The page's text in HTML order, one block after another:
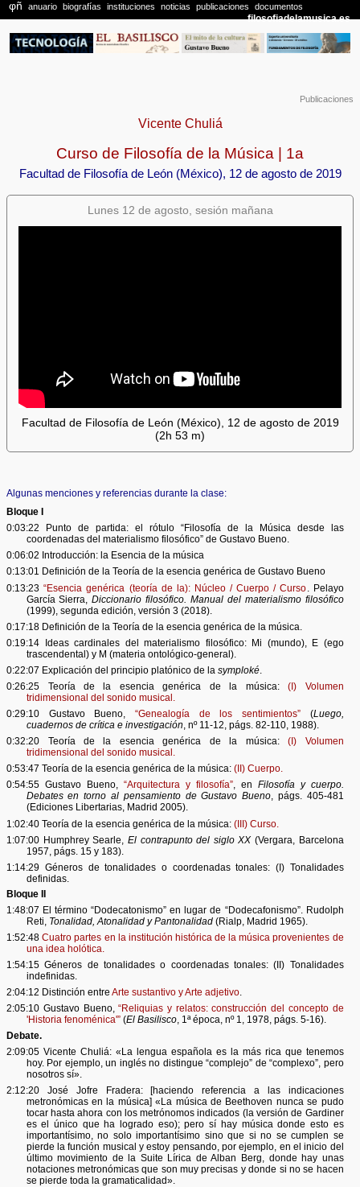
Publicaciones
Vicente Chuliá
Curso de Filosofía de la Música | 1a
Facultad de Filosofía de León (México), 12 de agosto de 2019
Lunes 12 de agosto, sesión mañana
Facultad de Filosofía de León (México), 12 de agosto de 2019
(2h 53 m)
Algunas menciones y referencias durante la clase:
Bloque I
0:03:22 Punto de partida: el rótulo “Filosofía de la Música desde las
coordenadas del materialismo filosófico” de Gustavo Bueno.
0:06:02 Introducción: la Esencia de la música
0:13:01 Definición de la Teoría de la esencia genérica de Gustavo Bueno
0:13:23“Esencia genérica (teoría de la): Núcleo / Cuerpo / Curso . Pelayo
García Sierra,Diccionario filosófico. Manual del materialismo filosófico
(1999), segunda edición, versión 3 (2018).
0:17:18 Definición de la Teoría de la esencia genérica de la música.
0:19:14 Ideas cardinales del materialismo filosófico: Mi (mundo), E (ego
trascendental) y M (materia ontológico-general).
0:22:07 Explicación del principio platónico de lasymploké.
0:26:25 Teoría de la esencia genérica de la música:(I) Volumen
tridimensional del sonido musical.
0:29:10 Gustavo Bueno,“Genealogía de los sentimientos” (Luego,
cuadernos de crítica e investigación, nº 11-12, págs. 82-110, 1988).
0:32:20 Teoría de la esencia genérica de la música:(I) Volumen
tridimensional del sonido musical.
0:53:47 Teoría de la esencia genérica de la música:(II) Cuerpo.
0:54:55 Gustavo Bueno, “Arquitectura y filosofía”, en Filosofía y cuerpo.
Debates en torno al pensamiento de Gustavo Bueno, págs. 405-481
(Ediciones Libertarias, Madrid 2005).
1:02:40 Teoría de la esencia genérica de la música:(III) Curso.
1:07:00 Humphrey Searle, El contrapunto del siglo XX (Vergara, Barcelona
1957, págs. 15 y 183).
1:14:29 Géneros de tonalidades o coordenadas tonales: (I) Tonalidades
definidas.
Bloque II
1:48:07 El término “Dodecatonismo” en lugar de “Dodecafonismo”. Rudolph
Reti, Tonalidad, Atonalidad y Pantonalidad(Rialp, Madrid 1965).
1:52:48Cuatro partes en la institución histórica de la música provenientes de
una idea holótica.
1:54:15 Géneros de tonalidades o coordenadas tonales: (II) Tonalidades
indefinidas.
2:04:12 Distinción entreArte sustantivo y Arte adjetivo.
2:05:10 Gustavo Bueno,“Reliquias y relatos: construcción del concepto de
'Historia fenoménica'”(El Basilisco, 1ª época, nº 1, 1978, págs. 5-16).
Debate.
2:09:05 Vicente Chuliá: «La lengua española es la más rica que tenemos
hoy. Por ejemplo, un inglés no distingue “complejo” de “complexo”, pero
nosotros sí».
2:12:20 José Jofre Fradera: [haciendo referencia a las indicaciones
metronómicas en la música] «La música de Beethoven nunca se pudo
tocar hasta ahora con los metrónomos indicados (la versión de Gardiner
es el único que ha logrado eso); pero sí hay música donde esto es
importantísimo, no solo importantísimo sino que si no se cumplen se
pierde la función musical y estoy pensando, por ejemplo, en el inicio del
último movimiento de la Suite Lírica de Alban Berg, donde hay unas
notaciones metronómicas que son muy precisas y donde si no se hacen
se pierde toda la gramaticalidad».